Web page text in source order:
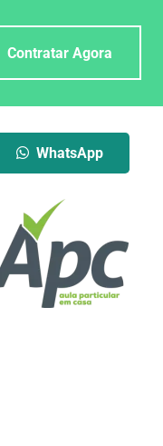
Contratar Agora
WhatsApp